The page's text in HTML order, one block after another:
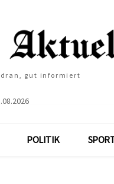
gut informiert
POLITIK